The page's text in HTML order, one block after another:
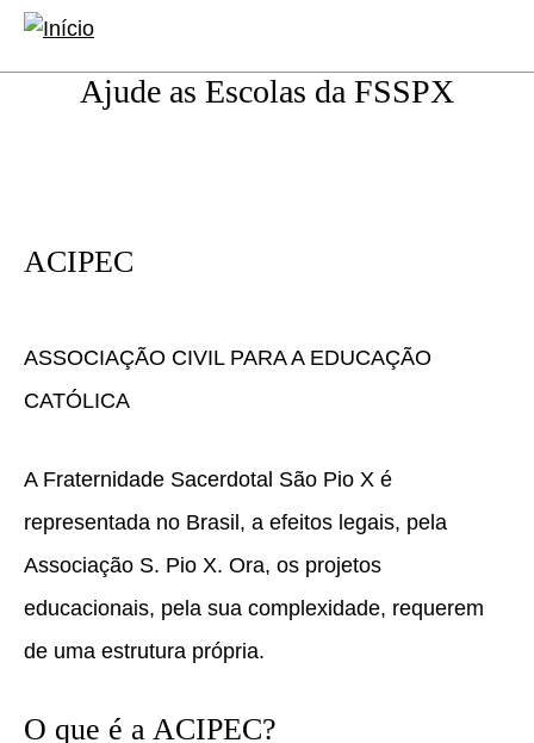
Ajude as Escolas da FSSPX
ACIPEC
ASSOCIAÇÃO CIVIL PARA A EDUCAÇÃO
CATÓLICA
A Fraternidade Sacerdotal São Pio X é
representada no Brasil, a efeitos legais, pela
Associação S. Pio X. Ora, os projetos
educacionais, pela sua complexidade, requerem
de uma estrutura própria.
O que é a ACIPEC?